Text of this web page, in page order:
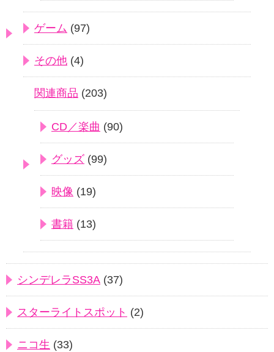
ゲーム (97)
その他 (4)
関連商品 (203)
CD／楽曲 (90)
グッズ (99)
映像 (19)
書籍 (13)
シンデレラSS3A (37)
スターライトスポット (2)
ニコ生 (33)